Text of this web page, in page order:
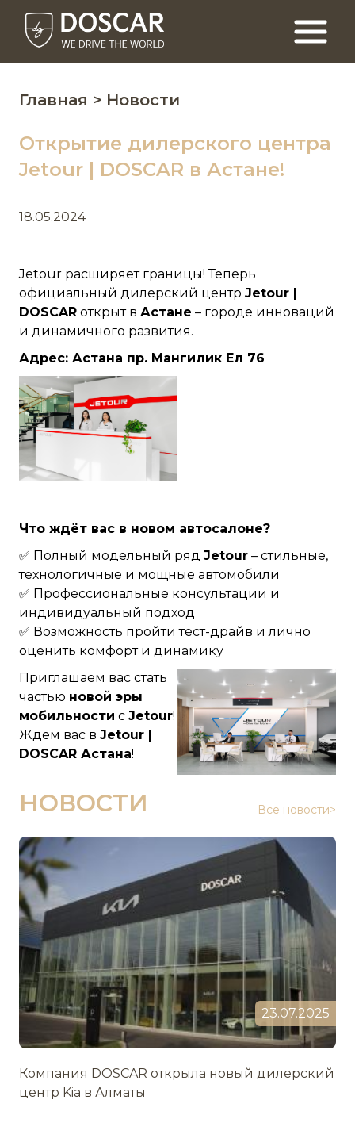
Главная > Новости
Открытие дилерского центра
Jetour | DOSCAR в Астане!
18.05.2024
Jetour расширяет границы! Теперь
официальный дилерский центр Jetour |
DOSCAR открыт в Астане – городе инноваций
и динамичного развития.
Адрес: Астана пр. Мангилик Ел 76
Что ждёт вас в новом автосалоне?
✅ Полный модельный ряд Jetour – стильные,
технологичные и мощные автомобили
✅ Профессиональные консультации и
индивидуальный подход
✅ Возможность пройти тест-драйв и лично
оценить комфорт и динамику
Приглашаем вас стать
частью новой эры
мобильности с Jetour!
Ждём вас в Jetour |
DOSCAR Астана!
НОВОСТИ Все новости>
23.07.2025
Компания DOSCAR открыла новый дилерский
центр Kia в Алматы